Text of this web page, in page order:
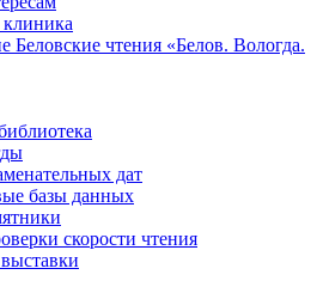
Беловские чтения «Белов. Вологда.
дат
базы данных
скорости чтения